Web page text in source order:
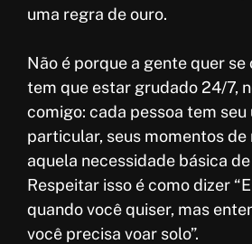
uma regra de ouro.
Não é porque a gente quer
tem que estar grudado 24/7,
comigo: cada pessoa tem seu
particular, seus momentos de
aquela necessidade básica de
Respeitar isso é como dizer
quando você quiser, mas
você precisa voar solo”.